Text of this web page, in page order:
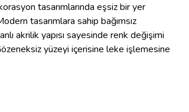
tasarımlarında eşsiz bir yer
tasarımlara sahip bağımsız
akrilik yapısı sayesinde renk değişimi
yüzeyi içerisine leke işlemesine